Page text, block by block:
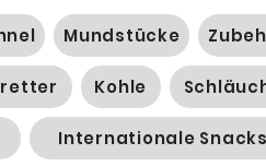
Mundstücke
Kohle
Internationale Snacks